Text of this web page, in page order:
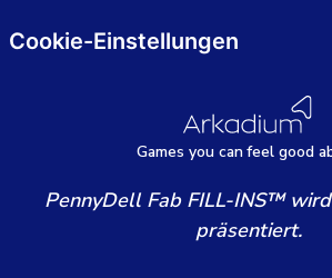
Games you canfeel good
Cookie-Einstellungen
PennyDell Fab FILL-INS™
präsentiert.